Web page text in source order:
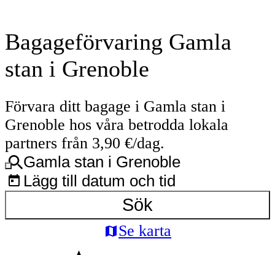
Bagageförvaring Gamla
stan i Grenoble
Förvara ditt bagage i Gamla stan i
Grenoble hos våra betrodda lokala
partners från 3,90 €/dag.
Gamla stan i Grenoble
Lägg till datum och tid
Sök
Se karta